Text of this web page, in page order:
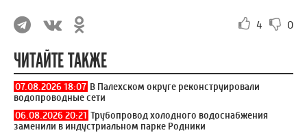
4 0
ЧИТАЙТЕ ТАКЖЕ
07.08.2026 18:07 В Палехском округе реконструировали
водопроводные сети
06.08.2026 20:21 Трубопровод холодного водоснабжения
заменили в индустриальном парке Родники